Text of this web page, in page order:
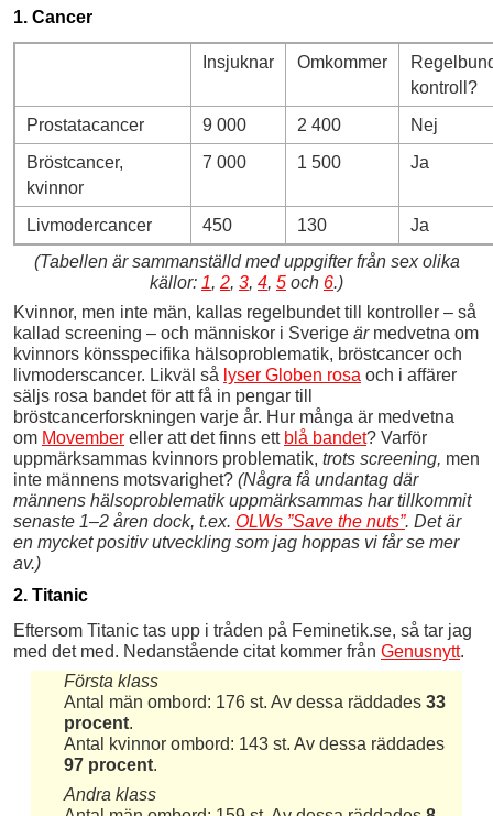
1. Cancer
Insjuknar Omkommer
kontroll?
Prostatacancer
9 000 2 400
Nej
Bröstcancer,
kvinnor
7 000 1 500 Ja
Livmodercancer 450 130
Ja
(Tabellen är sammanställd med uppgifter från sex olika
källor: 1, 2, 3, 4, 5 och 6.)
Kvinnor, men inte män, kallas regelbundet till kontroller – så
kallad screening – och människor i Sverige ärmedvetna om
kvinnors könsspecifika hälsoproblematik, bröstcancer och
livmoderscancer. Likväl så lyser Globen rosa och i affärer
säljs rosa bandet för att få in pengar till
bröstcancerforskningen varje år. Hur många är medvetna
om Movember eller att det finns ett blå bandet? Varför
uppmärksammas kvinnors problematik, trots screening, men
inte männens motsvarighet? (Några få undantag där
männens hälsoproblematik uppmärksammas har tillkommit
senaste 1–2 åren dock, t.ex. OLWs ”Save the nuts”. Det är
en mycket positiv utveckling som jag hoppas vi får se mer
av.)
2. Titanic
Eftersom Titanic tas upp i tråden på Feminetik.se, så tar jag
med det med. Nedanstående citat kommer från Genusnytt.
Första klass
Antal män ombord: 176 st. Av dessa räddades 33
procent.
Antal kvinnor ombord: 143 st. Av dessa räddades
97 procent.
Andra klass